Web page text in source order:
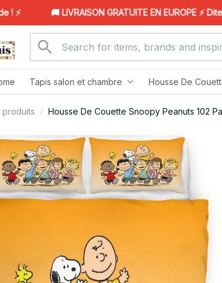
🚚 LIVRAISON GRATUITE EN EUROPE ⚡️
Tapis salon et chambre Housse De
produits Housse De Couette Snoopy Peanuts 102